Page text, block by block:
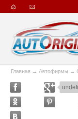
Главная → Автофирмы →